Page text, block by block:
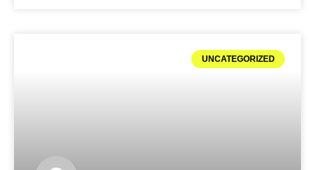
UNCATEGORIZED